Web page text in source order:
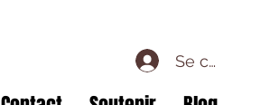
Se connecter